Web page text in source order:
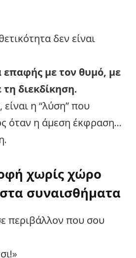
δεν είναι
επαφής με τον θυμό, με
διεκδίκηση.
η “λύση” που
όταν η άμεση έκφραση…
χωρίς χώρο
συναισθήματα
περιβάλλον που σου